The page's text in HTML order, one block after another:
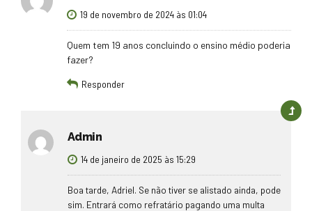
19 de novembro de 2024 às 01:04
Quem tem 19 anos concluindo o ensino médio poderia
fazer?
Responder
Admin
14 de janeiro de 2025 às 15:29
Boa tarde, Adriel. Se não tiver se alistado ainda, pode
sim. Entrará como refratário pagando uma multa